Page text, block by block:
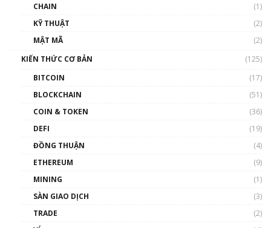
00:43:47
như thể nào?
00:39:31
Phổ cập Blockchain
thống & Crypto qua các cuộc chiến | Phổ cập
CHAIN
(1)
KỸ THUẬT
(2)
MẬT MÃ
(2)
KIẾN THỨC CƠ BẢN
(125)
BITCOIN
(17)
BLOCKCHAIN
(51)
COIN & TOKEN
(36)
DEFI
(19)
ĐỒNG THUẬN
(4)
ETHEREUM
(9)
MINING
(1)
SÀN GIAO DỊCH
(3)
TRADE
(2)